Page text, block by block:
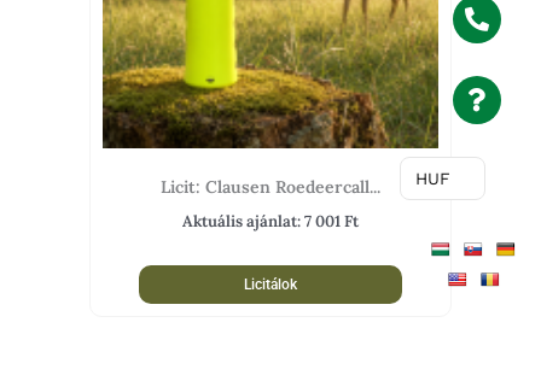
Licit: Clausen Roedeercall...
Aktuális ajánlat:7 001Ft
Licitálok
HUF